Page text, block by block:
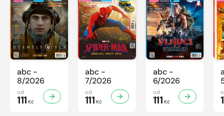
abc -
8/2026
od
111 Kč
abc -
7/2026
od
111 Kč
abc -
6/2026
od
111 Kč